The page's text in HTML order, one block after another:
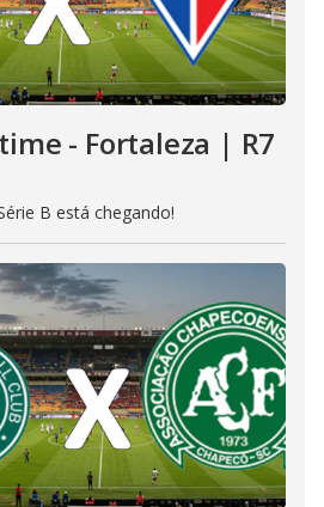
- Fortaleza | R7
B está chegando!